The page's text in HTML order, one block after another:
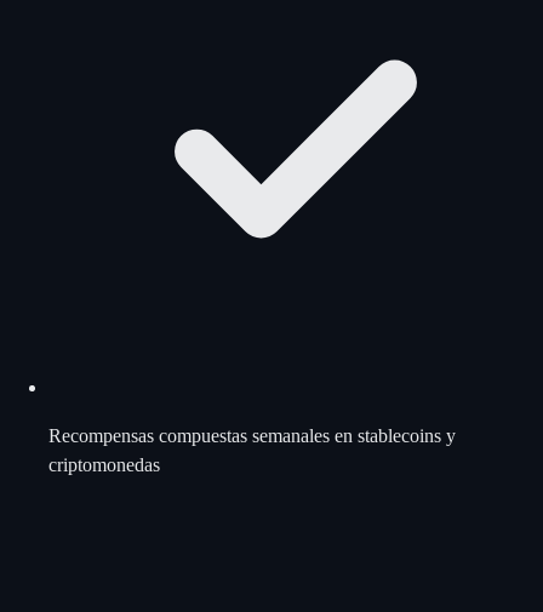
Recompensas compuestas semanales en stablecoins y
criptomonedas